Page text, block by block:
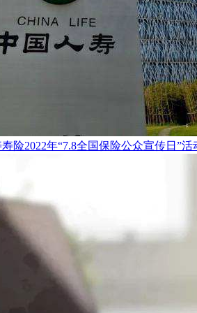
险2022年“7.8全国保险公众宣传日”活